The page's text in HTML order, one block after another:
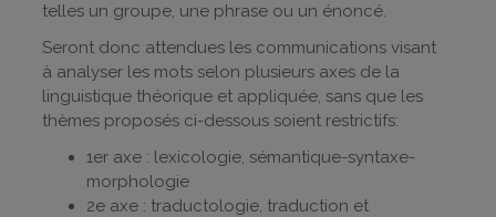
telles un groupe, une phrase ou un énoncé.
Seront donc attendues les communications visant
à analyser les mots selon plusieurs axes de la
linguistique théorique et appliquée, sans que les
thèmes proposés ci-dessous soient restrictifs:
1er axe : lexicologie, sémantique-syntaxe-
morphologie
2e axe : traductologie, traduction et